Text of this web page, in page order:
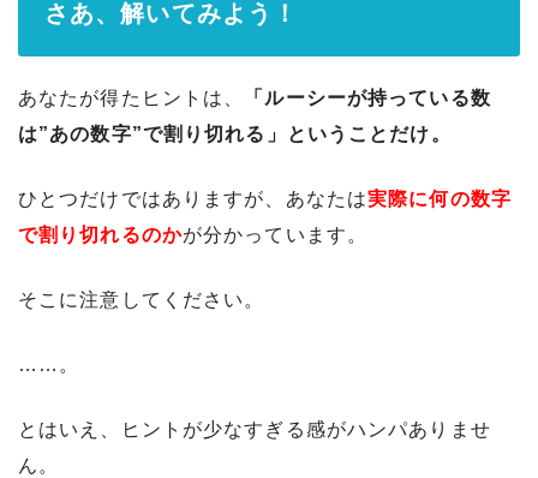
さあ、解いてみよう！
あなたが得たヒントは、
「ルーシーが持っている数
は”あの数字”で割り切れる」ということだけ。
ひとつだけではありますが、あなたは実際に何の数字
で割り切れるのかが分かっています。
そこに注意してください。
……。
とはいえ、ヒントが少なすぎる感がハンパありませ
ん。